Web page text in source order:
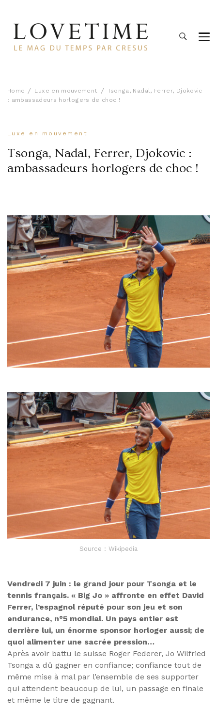
Home Luxe en mouvement
Tsonga, Nadal, Ferrer, Djokovic
: ambassadeurs horlogers de choc !
Luxe en mouvement
Tsonga, Nadal, Ferrer, Djokovic :
ambassadeurs horlogers de choc !
Source : Wikipedia
Vendredi 7 juin : le grand jour pour Tsonga et le
tennis français. « Big Jo » affronte en effet David
Ferrer, l’espagnol réputé pour son jeu et son
endurance, n°5 mondial. Un pays entier est
derrière lui, un énorme sponsor horloger aussi; de
quoi alimenter une sacrée pression…
Après avoir battu le suisse Roger Federer, Jo Wilfried
Tsonga a dû gagner en confiance; confiance tout de
même mise à mal par l’ensemble de ses supporter
qui attendent beaucoup de lui, un passage en finale
et même le titre de gagnant.